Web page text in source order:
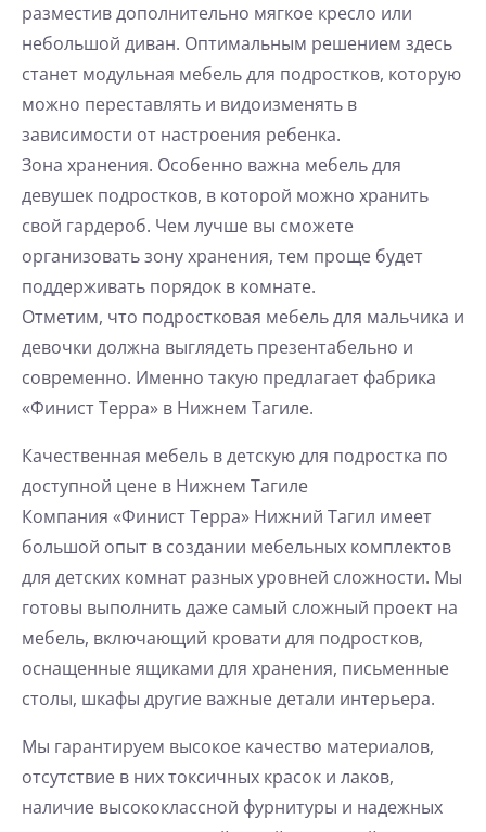
разместив дополнительно мягкое кресло или
небольшой диван. Оптимальным решением здесь
станет модульная мебель для подростков, которую
можно переставлять и видоизменять в
зависимости от настроения ребенка.
Зона хранения. Особенно важна мебель для
девушек подростков, в которой можно хранить
свой гардероб. Чем лучше вы сможете
организовать зону хранения, тем проще будет
поддерживать порядок в комнате.
Отметим, что подростковая мебель для мальчика и
девочки должна выглядеть презентабельно и
современно. Именно такую предлагает фабрика
«Финист Терра» в Нижнем Тагиле.
Качественная мебель в детскую для подростка по
доступной цене в Нижнем Тагиле
Компания «Финист Терра» Нижний Тагил имеет
большой опыт в создании мебельных комплектов
для детских комнат разных уровней сложности. Мы
готовы выполнить даже самый сложный проект на
мебель, включающий кровати для подростков,
оснащенные ящиками для хранения, письменные
столы, шкафы другие важные детали интерьера.
Мы гарантируем высокое качество материалов,
отсутствие в них токсичных красок и лаков,
наличие высококлассной фурнитуры и надежных